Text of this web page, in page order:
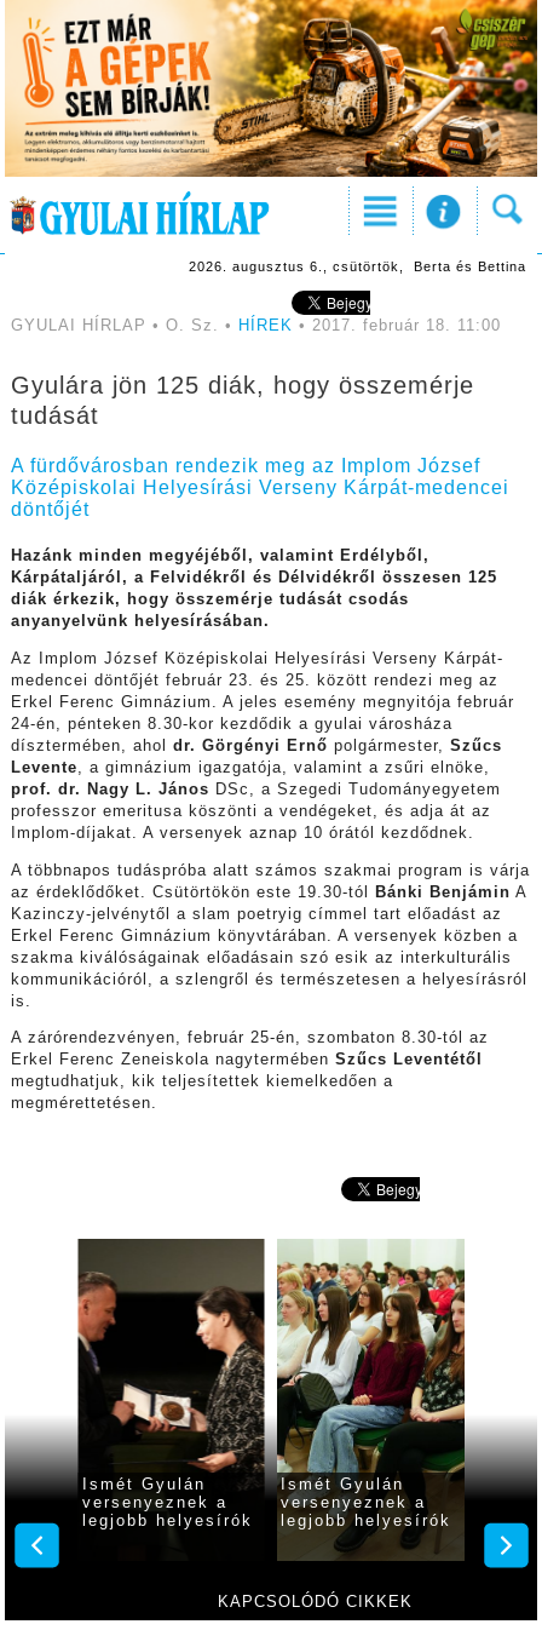
2026. augusztus 6., csütörtök, Berta és Bettina
GYULAI HÍRLAP • O. Sz. • HÍREK • 2017. február 18. 11:00
Gyulára jön 125 diák, hogy összemérje
tudását
A fürdővárosban rendezik meg az Implom József
Középiskolai Helyesírási Verseny Kárpát-medencei
döntőjét
Hazánk minden megyéjéből, valamint Erdélyből,
Kárpátaljáról, a Felvidékről és Délvidékről összesen 125
diák érkezik, hogy összemérje tudását csodás
anyanyelvünk helyesírásában.
Az Implom József Középiskolai Helyesírási Verseny Kárpát-
medencei döntőjét február 23. és 25. között rendezi meg az
Erkel Ferenc Gimnázium. A jeles esemény megnyitója február
24-én, pénteken 8.30-kor kezdődik a gyulai városháza
dísztermében, ahol dr. Görgényi Ernő polgármester, Szűcs
Levente, a gimnázium igazgatója, valamint a zsűri elnöke,
prof. dr. Nagy L. János DSc, a Szegedi Tudományegyetem
professzor emeritusa köszönti a vendégeket, és adja át az
Implom-díjakat. A versenyek aznap 10 órától kezdődnek.
A többnapos tudáspróba alatt számos szakmai program is várja
az érdeklődőket. Csütörtökön este 19.30-tól
Bánki Benjámin A
Kazinczy-jelvénytől a slam poetryig címmel tart előadást az
Erkel Ferenc Gimnázium könyvtárában. A versenyek közben a
szakma kiválóságainak előadásain szó esik az interkulturális
kommunikációról, a szlengről és természetesen a helyesírásról
is.
A zárórendezvényen, február 25-én, szombaton 8.30-tól az
Erkel Ferenc Zeneiskola nagytermében Szűcs Leventétől
megtudhatjuk, kik teljesítettek kiemelkedően a
megmérettetésen.
KAPCSOLÓDÓ CIKKEK
Ismét Gyulán
versenyeznek a
legjobb helyesírók
Ismét Gyulán
versenyeznek a
legjobb helyesírók